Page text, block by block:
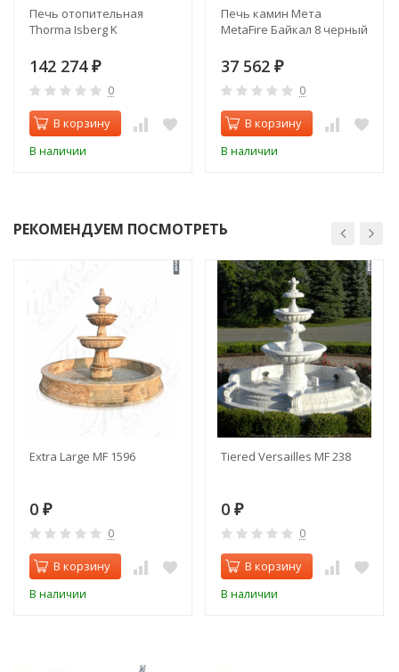
Печь отопительная
Thorma Isberg K
142 274 ₽
0
В корзину
В наличии
Печь камин Мета
MetaFire Байкал 8 черный
37 562 ₽
0
В корзину
В наличии
РЕКОМЕНДУЕМ ПОСМОТРЕТЬ
Extra Large MF 1596
0 ₽
0
В корзину
В наличии
Tiered Versailles MF 238
0 ₽
0
В корзину
В наличии